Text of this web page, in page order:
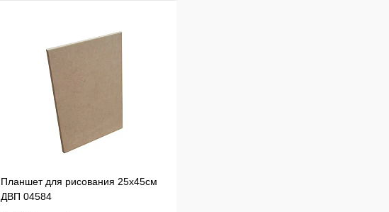
Планшет для рисования 25х45см
ДВП 04584